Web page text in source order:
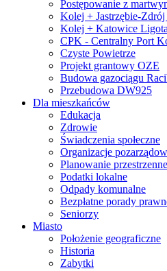
Postępowanie z
Kolej + Jastrzębie-
Kolej + Katowice
CPK - Centralny Port
Czyste Powietrze
Projekt grantowy OZE
Budowa gazociągu
Przebudowa DW925
Dla mieszkańców
Edukacja
Zdrowie
Świadczenia społeczne
Organizacje
Planowanie przestrzenne
Podatki lokalne
Odpady komunalne
Bezpłatne porady
Seniorzy
Miasto
Położenie geograficzne
Historia
Zabytki